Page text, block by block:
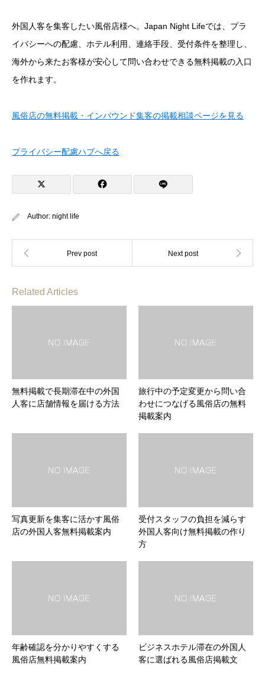
外国人客を集客したい風俗店様へ。Japan Night Lifeでは、プラ
イバシーへの配慮、ホテル利用、連絡手段、受付条件を整理し、
海外から来たお客様が安心して問い合わせできる無料掲載の入口
を作れます。
風俗店の無料掲載・インバウンド集客の掲載相談ページを見る
プライバシー配慮ハブへ戻る
Author: night life
Related Articles
無料掲載で長期滞在中の外国
人客に店舗情報を届ける方法
旅行中の予定変更から問い合
わせにつなげる風俗店の無料
掲載案内
写真更新を集客に活かす風俗
店の外国人客無料掲載案内
受付スタッフの負担を減らす
外国人客向け無料掲載の作り
方
年齢確認を分かりやすくする
風俗店無料掲載案内
ビジネスホテル滞在の外国人
客に選ばれる風俗店掲載文